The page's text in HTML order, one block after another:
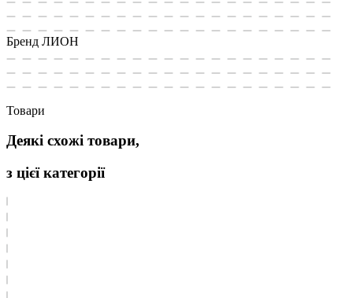
Бренд ЛИОН
Товари
Деякі схожі товари,
з цієї категорії